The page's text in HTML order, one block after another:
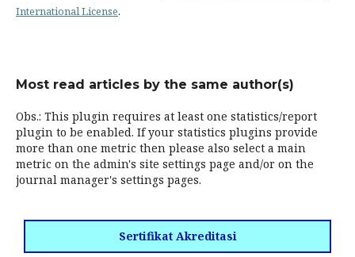
International License.
Most read articles by the same author(s)
Obs.: This plugin requires at least one statistics/report
plugin to be enabled. If your statistics plugins provide
more than one metric then please also select a main
metric on the admin's site settings page and/or on the
journal manager's settings pages.
Sertifikat Akreditasi